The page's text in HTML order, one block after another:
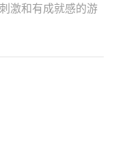
激和有成就感的游